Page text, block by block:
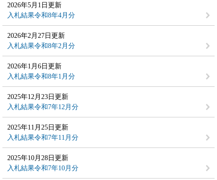
2026年5月1日更新
入札結果令和8年4月分
2026年2月27日更新
入札結果令和8年2月分
2026年1月6日更新
入札結果令和8年1月分
2025年12月23日更新
入札結果令和7年12月分
2025年11月25日更新
入札結果令和7年11月分
2025年10月28日更新
入札結果令和7年10月分